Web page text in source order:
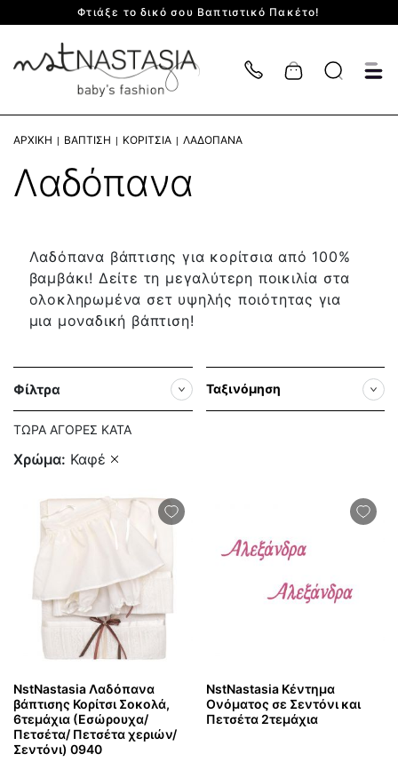
Φτιάξε το δικό σου Βαπτιστικό Πακέτο!
Cart
ΑΡΧΙΚΉ ΒΆΠΤΙΣΗ ΚΟΡΊΤΣΙΑ ΛΑΔΌΠΑΝΑ
Λαδόπανα
Λαδόπανα βάπτισης για κορίτσια από 100%
βαμβάκι! Δείτε τη μεγαλύτερη ποικιλία στα
ολοκληρωμένα σετ υψηλής ποιότητας για
μια μοναδική βάπτιση!
Ταξινόμηση
NstNastasia Λαδόπανα
βάπτισης Κορίτσι Σοκολά,
6τεμάχια (Εσώρουχα/
Πετσέτα/ Πετσέτα χεριών/
Σεντόνι) 0940
NstNastasia Κέντημα
Ονόματος σε Σεντόνι και
Πετσέτα 2τεμάχια
Φίλτρα
ΤΏΡΑ ΑΓΟΡΈΣ ΚΑΤΆ
Χρώμα Καφέ